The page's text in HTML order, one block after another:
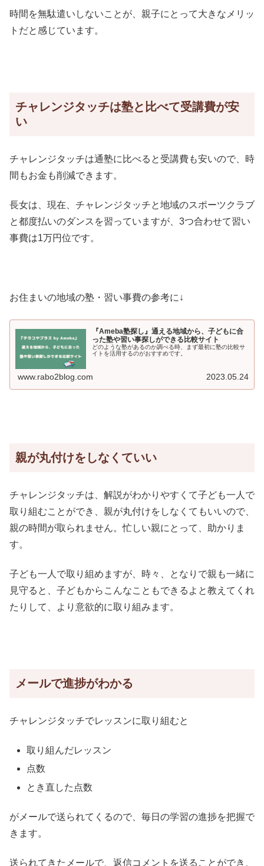
時間を無駄遣いしないことが、親子にとって大きなメリッ
トだと感じています。
チャレンジタッチは塾と比べて受講費が安
い
チャレンジタッチは通塾に比べると受講費も安いので、時
間もお金も削減できます。
長女は、現在、チャレンジタッチと地域のスポーツクラブ
と都度払いのダンスを習っていますが、3つ合わせて習い
事費は1万円位です。
お住まいの地域の塾・習い事費の参考に↓
『Ameba塾探し』通える地域から、子どもに合
った塾や習い事探しができる比較サイト
どのような塾があるのか調べる時、まず最初に塾の比較サ
イトを活用するのがおすすめです。
www.rabo2blog.com 2023.05.24
親が丸付けをしなくていい
チャレンジタッチは、解説がわかりやすくて子ども一人で
取り組むことができ、親が丸付けをしなくてもいいので、
親の時間が取られません。忙しい親にとって、助かりま
す。
子ども一人で取り組めますが、時々、となりで親も一緒に
見守ると、子どもからこんなこともできるよと教えてくれ
たりして、より意欲的に取り組みます。
メールで進捗がわかる
チャレンジタッチでレッスンに取り組むと
取り組んだレッスン
点数
とき直した点数
がメールで送られてくるので、毎日の学習の進捗を把握で
きます。
送られてきたメールで、返信コメントを送ることができ、